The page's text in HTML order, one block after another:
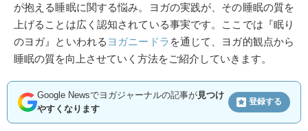
が抱える睡眠に関する悩み。ヨガの実践が、その睡眠の質を
上げることは広く認知されている事実です。ここでは『眠り
のヨガ』といわれる ヨガニードラ を通じて、ヨガ的観点から
睡眠の質を向上させていく方法をご紹介していきます。
Google Newsでヨガジャーナルの記事が見つけ
やすくなります
登録する